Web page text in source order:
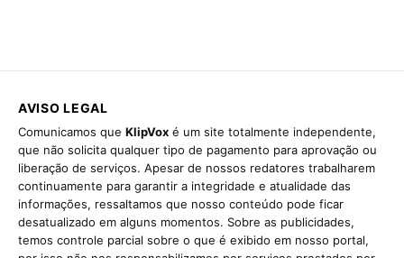
AVISO LEGAL
Comunicamos que KlipVox é um site totalmente independente,
que não solicita qualquer tipo de pagamento para aprovação ou
liberação de serviços. Apesar de nossos redatores trabalharem
continuamente para garantir a integridade e atualidade das
informações, ressaltamos que nosso conteúdo pode ficar
desatualizado em alguns momentos. Sobre as publicidades,
temos controle parcial sobre o que é exibido em nosso portal,